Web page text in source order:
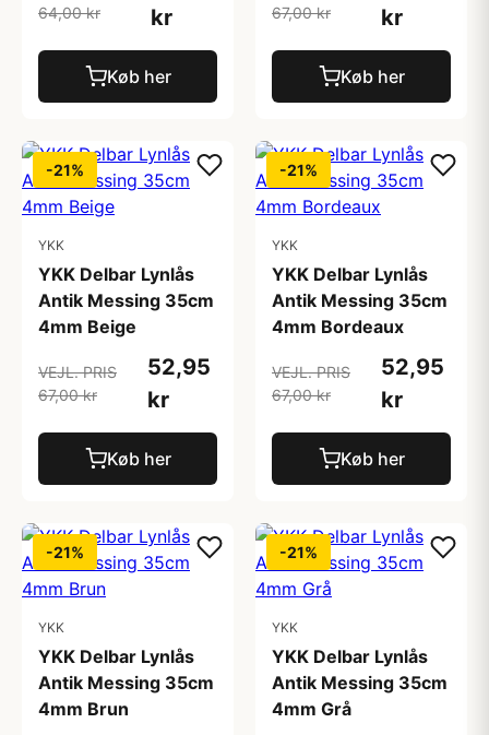
64,00 kr
kr
Køb her
67,00 kr
kr
Køb her
-21%
YKK
YKK Delbar Lynlås
Antik Messing 35cm
4mm Beige
VEJL. PRIS
67,00 kr
52,95
kr
Køb her
-21%
YKK
YKK Delbar Lynlås
Antik Messing 35cm
4mm Bordeaux
VEJL. PRIS
67,00 kr
52,95
kr
Køb her
-21%
YKK
YKK Delbar Lynlås
Antik Messing 35cm
4mm Brun
-21%
YKK
YKK Delbar Lynlås
Antik Messing 35cm
4mm Grå